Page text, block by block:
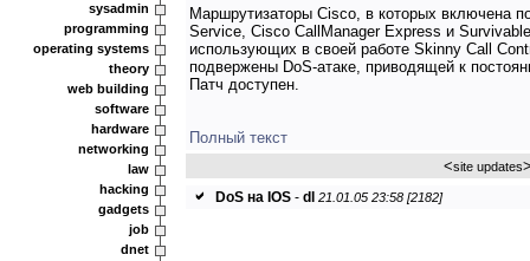
sysadmin
programming
operating systems
theory
web building
software
hardware
networking
law
hacking
gadgets
job
dnet
Маршрутизаторы Cisco, в которых включена
Service, Cisco CallManager Express и
использующих в своей работе Skinny Call
подвержены DoS-атаке, приводящей к
Патч доступен.
Полный текст
<site updates
DoS на IOS - dl 21.01.05 23:58 [2182]